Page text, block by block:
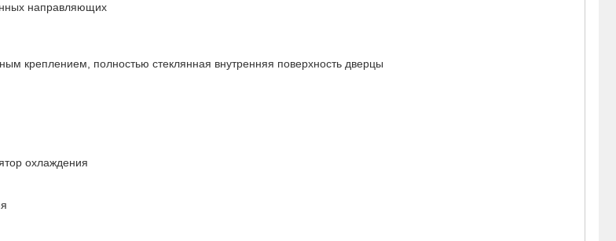
направляющих
креплением, полностью стеклянная внутренняя поверхность дверцы
охлаждения